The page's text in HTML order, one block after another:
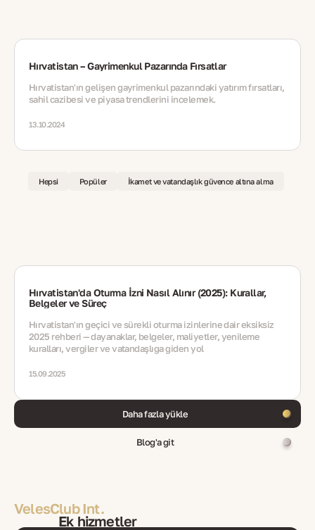
Hırvatistan – Gayrimenkul Pazarında Fırsatlar
Hırvatistan'ın gelişen gayrimenkul pazarındaki yatırım fırsatları,
sahil cazibesi ve piyasa trendlerini incelemek.
13.10.2024
Hepsi Popüler İkamet ve vatandaşlık güvence altına alma
Hırvatistan'da Oturma İzni Nasıl Alınır (2025): Kurallar,
Belgeler ve Süreç
Hırvatistan'ın geçici ve sürekli oturma izinlerine dair eksiksiz
2025 rehberi — dayanaklar, belgeler, maliyetler, yenileme
kuralları, vergiler ve vatandaşlığa giden yol
15.09.2025
Daha fazla yükle
Blog'a git
VelesClub Int.
Ek hizmetler